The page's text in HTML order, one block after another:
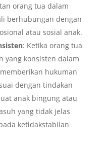
orang tua dalam
berhubungan dengan
atau sosial anak.
: Ketika orang tua
yang konsisten dalam
hukuman
dengan tindakan
anak bingung atau
yang tidak jelas
ketidakstabilan